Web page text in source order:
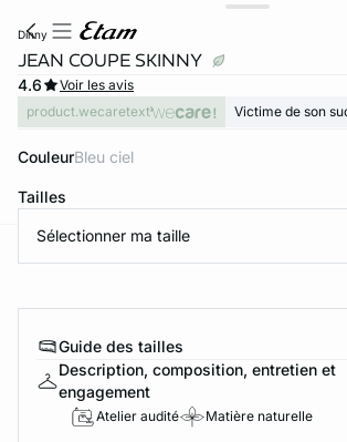
dinny
JEAN COUPE SKINNY
4.6
Voir les avis
product.wecaretext
Victime de son
Couleur bleu ciel
Tailles
Sélectionner ma taille
Guide des tailles
Description, composition, entretien et
engagement
Atelier audité Matière naturelle